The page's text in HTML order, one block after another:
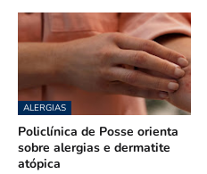
ALERGIAS
Policlínica de Posse orienta
sobre alergias e dermatite
atópica